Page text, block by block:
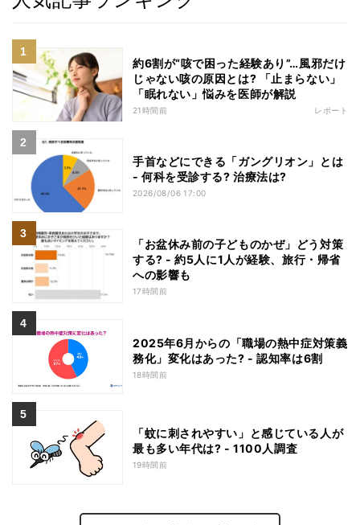
約6割が“咳で困った経験あり”…風邪だけ
じゃない咳の原因とは? 「止まらない」
「眠れない」悩みを医師が解説
21時間前 レポート
手首などにできる「ガングリオン」とは
- 何科を受診する? 治療法は?
2026/08/06 17:00
「お盆休み前の子どものかぜ」どう対策
する? - 約5人に1人が経験、旅行・帰省
への影響も
17時間前
2025年6月からの「職場の熱中症対策義
務化」変化はあった? - 認知率は6割
18時間前
「蚊に刺されやすい」と感じている人が
最も多い年代は? - 1100人調査
19時間前